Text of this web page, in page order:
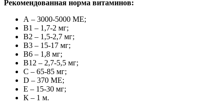
Рекомендованная норма витаминов:
А – 3000-5000 МЕ;
В1 – 1,7-2 мг;
В2 – 1,5-2,7 мг;
В3 – 15-17 мг;
В6 – 1,8 мг;
В12 – 2,7-5,5 мг;
С – 65-85 мг;
D – 370 МЕ;
Е – 15-30 мг;
К – 1 м.